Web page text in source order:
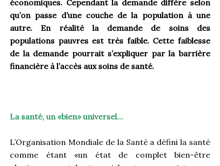
économiques. Cependant la demande diffère selon
qu’on passe d’une couche de la population à une
autre. En réalité la demande de soins des
populations pauvres est très faible. Cette faiblesse
de la demande pourrait s’expliquer par la barrière
financière à l’accès aux soins de santé.
La santé, un «bien» universel…
L’Organisation Mondiale de la Santé a défini la santé
comme étant «un état de complet bien-être